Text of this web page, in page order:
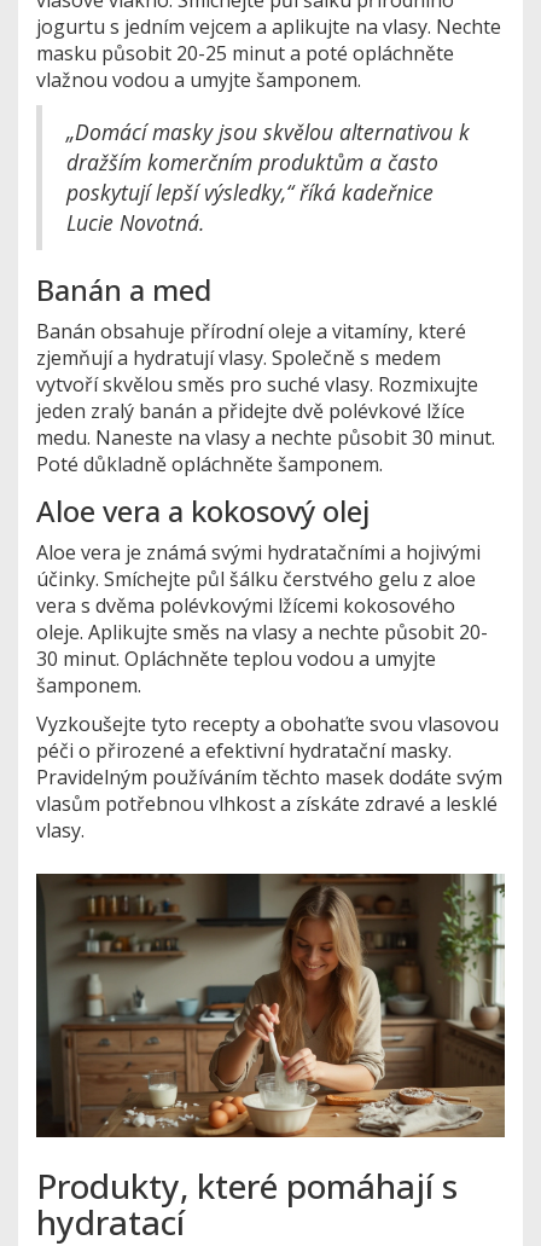
jogurtu s jedním vejcem a aplikujte na vlasy. Nechte
masku působit 20-25 minut a poté opláchněte
vlažnou vodou a umyjte šamponem.
„Domácí masky jsou skvělou alternativou k
dražším komerčním produktům a často
poskytují lepší výsledky,“ říká kadeřnice
Lucie Novotná.
Banán a med
Banán obsahuje přírodní oleje a vitamíny, které
zjemňují a hydratují vlasy. Společně s medem
vytvoří skvělou směs pro suché vlasy. Rozmixujte
jeden zralý banán a přidejte dvě polévkové lžíce
medu. Naneste na vlasy a nechte působit 30 minut.
Poté důkladně opláchněte šamponem.
Aloe vera a kokosový olej
Aloe vera je známá svými hydratačními a hojivými
účinky. Smíchejte půl šálku čerstvého gelu z aloe
vera s dvěma polévkovými lžícemi kokosového
oleje. Aplikujte směs na vlasy a nechte působit 20-
30 minut. Opláchněte teplou vodou a umyjte
šamponem.
Vyzkoušejte tyto recepty a obohaťte svou vlasovou
péči o přirozené a efektivní hydratační masky.
Pravidelným používáním těchto masek dodáte svým
vlasům potřebnou vlhkost a získáte zdravé a lesklé
vlasy.
Produkty, které pomáhají s
hydratací